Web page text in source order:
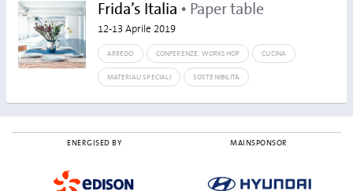
Frida’s Italia • Paper table
12-13 Aprile 2019
ARREDO CONFERENZE, WORKSHOP CUCINA
MATERIALI SPECIALI SOSTENIBILITÀ
ENERGISED BY MAINSPONSOR